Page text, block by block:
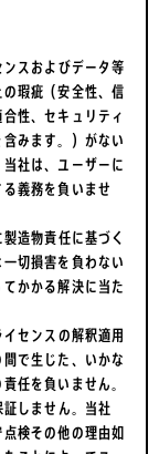
スおよびデータ等
瑕疵（安全性、信
性、セキュリティ
みます。）がない
社は、ユーザーに
義務を負いませ
造物責任に基づく
切損害を負わない
かかる解決に当た
センスの解釈適用
で生じた、いかな
任を負いません。
しません。当社
検その他の理由如